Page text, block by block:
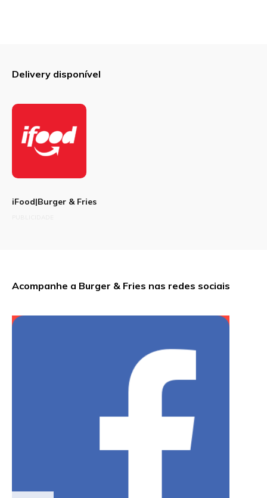
Delivery disponível
iFood|Burger & Fries
Acompanhe a Burger & Fries nas redes sociais